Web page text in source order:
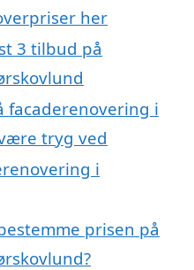
her
3 tilbud på
facaderenovering i
tryg ved
i
prisen på